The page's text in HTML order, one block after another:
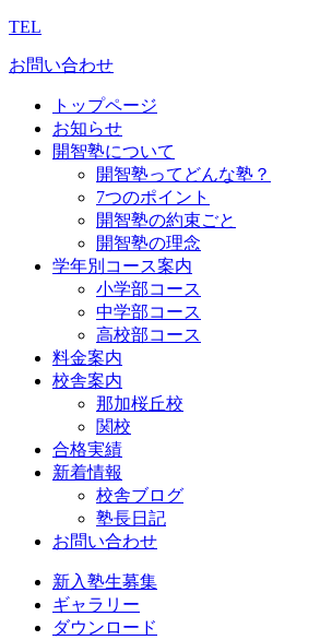
TEL
お問い合わせ
トップページ
お知らせ
開智塾について
開智塾ってどんな塾？
7つのポイント
開智塾の約束ごと
開智塾の理念
学年別コース案内
小学部コース
中学部コース
高校部コース
料金案内
校舎案内
那加桜丘校
関校
合格実績
新着情報
校舎ブログ
塾長日記
お問い合わせ
新入塾生募集
ギャラリー
ダウンロード